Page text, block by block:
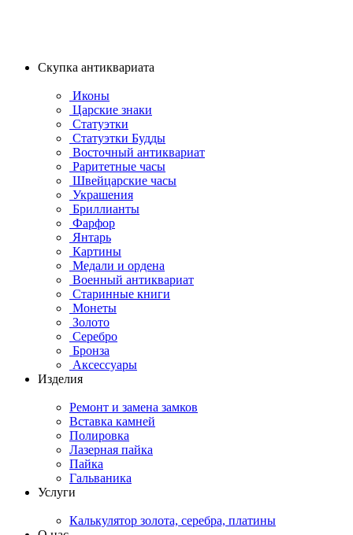
Скупка антиквариата
Иконы
Царские знаки
Статуэтки
Статуэтки Будды
Восточный антиквариат
Раритетные часы
Швейцарские часы
Украшения
Бриллианты
Фарфор
Янтарь
Картины
Медали и ордена
Военный антиквариат
Старинные книги
Монеты
Золото
Серебро
Бронза
Аксессуары
Изделия
Ремонт и замена замков
Вставка камней
Полировка
Лазерная пайка
Пайка
Гальваника
Услуги
Калькулятор золота, серебра, платины